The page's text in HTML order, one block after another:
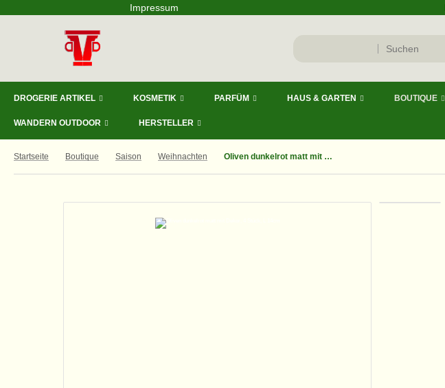
Impressum
DROGERIE ARTIKEL KOSMETIK PARFÜM HAUS & GARTEN BOUTIQUE
WANDERN OUTDOOR HERSTELLER
Startseite Boutique Saison Weihnachten Oliven dunkelrot matt mit Dekor, 4 Stück, L 14cm